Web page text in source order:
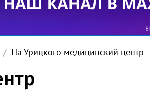
На Урицкого медицинский центр